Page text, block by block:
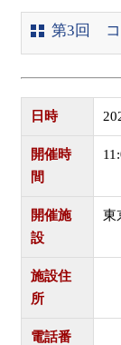
第3回 コ
日時
開催時
間
開催施
設
東
施設住
所
電話番